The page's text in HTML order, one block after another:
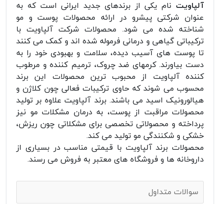
آلپاویت نام یکی از برندهای جدید ایرانی است که به
عنوان شرکتی پیشرو در ارائه محصولات پوست و مو
شناخته شده می شود. محصولات شرکت آلپاویت با
ترکیباتی گیاهی و درمانی فرموله شده اند و کمک می کنند
تا پوست های آسیب دیده، سلامت و بهبودی خود را به
دست بیاورند. کرمهای ضد چروک، ترمیم کننده و مرطوب
کننده آلپاویت از محبوب ترین محصولات این برند
محسوب می شوند که حاوی ترکیبات فعالی چون کلاژن و
هیالورونیک اسید می باشند. برند آلپاویت علاوه بر تولید
محصولات مراقبت از پوست، به درمان مشکلات مو نیز
پرداخته و محصولاتی تخصصی برای مشکلاتی چون ریزش،
خشکی و شکنندگی مو تولید می کند.
محصولات برند آلپاویت با قیمتی مناسب در بسیاری از
داروخانه ها و فروشگاه های معتبر به فروش می رسند.
سوالات متداول